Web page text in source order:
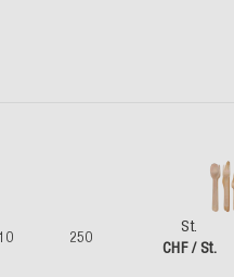
250
St.
CHF / St.